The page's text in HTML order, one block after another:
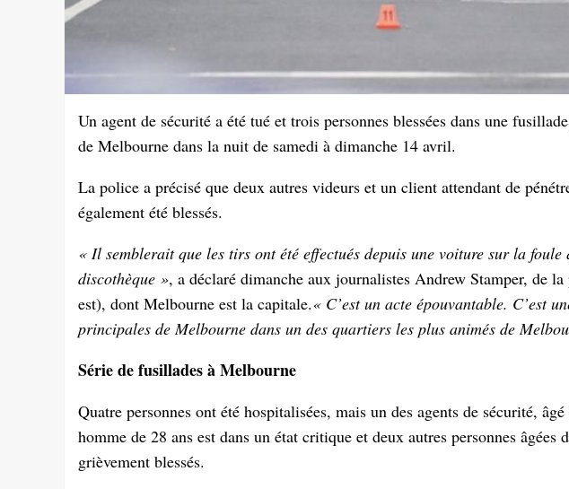
Un agent de sécurité a été tué et trois personnes blessées dans une
de Melbourne dans la nuit de samedi à dimanche 14 avril.
La police a précisé que deux autres videurs et un client attendant de
également été blessés.
« Il semblerait que les tirs ont été effectués depuis une voiture sur la
discothèque », a déclaré dimanche aux journalistes Andrew Stamper, de
est), dont Melbourne est la capitale.« C’est un acte épouvantable. C’est
principales de Melbourne dans un des quartiers les plus animés de
Série de fusillades à Melbourne
Quatre personnes ont été hospitalisées, mais un des agents de sécurité,
homme de 28 ans est dans un état critique et deux autres personnes âgées
grièvement blessés.